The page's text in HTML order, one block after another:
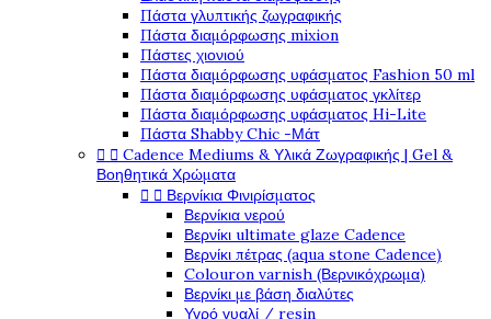
Πάστα γλυπτικής ζωγραφικής
Πάστα διαμόρφωσης mixion
Πάστες χιονιού
Πάστα διαμόρφωσης υφάσματος Fashion 50 ml
Πάστα διαμόρφωσης υφάσματος γκλίτερ
Πάστα διαμόρφωσης υφάσματος Hi-Lite
Πάστα Shabby Chic -Μάτ
  Cadence Mediums & Υλικά Ζωγραφικής | Gel &
Βοηθητικά Χρώματα
  Βερνίκια Φινιρίσματος
Βερνίκια νερού
Βερνίκι ultimate glaze Cadence
Βερνίκι πέτρας (aqua stone Cadence)
Colouron varnish (Βερνικόχρωμα)
Βερνίκι με βάση διαλύτες
Υγρό γυαλί / resin